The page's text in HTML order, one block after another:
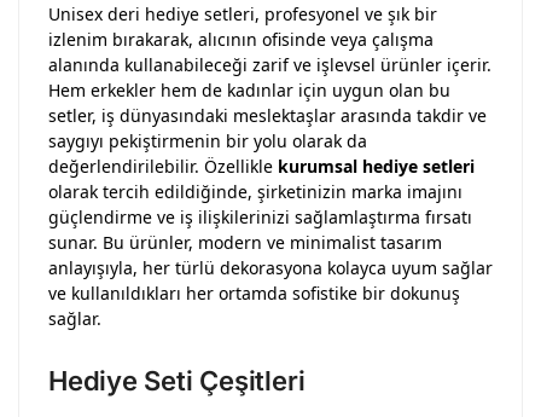
Unisex deri hediye setleri, profesyonel ve şık bir
izlenim bırakarak, alıcının ofisinde veya çalışma
alanında kullanabileceği zarif ve işlevsel ürünler içerir.
Hem erkekler hem de kadınlar için uygun olan bu
setler, iş dünyasındaki meslektaşlar arasında takdir ve
saygıyı pekiştirmenin bir yolu olarak da
değerlendirilebilir. Özellikle kurumsal hediye setleri
olarak tercih edildiğinde, şirketinizin marka imajını
güçlendirme ve iş ilişkilerinizi sağlamlaştırma fırsatı
sunar. Bu ürünler, modern ve minimalist tasarım
anlayışıyla, her türlü dekorasyona kolayca uyum sağlar
ve kullanıldıkları her ortamda sofistike bir dokunuş
sağlar.
Hediye Seti Çeşitleri